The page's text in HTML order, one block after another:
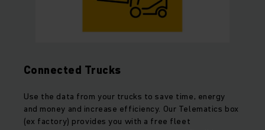
Connected Trucks
Use the data from your trucks to save time, energy
and money and increase efficiency. Our Telematics box
(ex factory) provides you with a free fleet